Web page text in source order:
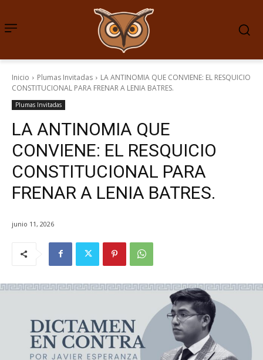
Inicio Plumas Invitadas
LA ANTINOMIA QUE CONVIENE: EL RESQUICIO
CONSTITUCIONAL PARA FRENAR A LENIA BATRES.
Plumas Invitadas
LA ANTINOMIA QUE
CONVIENE: EL RESQUICIO
CONSTITUCIONAL PARA
FRENAR A LENIA BATRES.
junio 11, 2026